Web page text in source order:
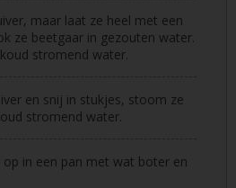
maar laat ze heel met een
ze beetgaar in gezouten water.
stromend water.
en snij in stukjes, stoom ze
stromend water.
in een pan met wat boter en